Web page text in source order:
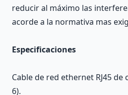
reducir al máximo las
acorde a la normativa mas
Especificaciones
Cable de red ethernet RJ45 de
6).